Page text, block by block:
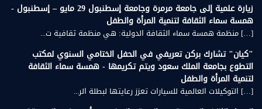
زيارة علمية إلى جامعة مرمرة وجامعة إسطنبول 29 مايو – إسطنبول -
همسة سماء الثقافة لتنمية المرأة والطفل
[…] منظمة همسة سماء الثقافة الدولية: هي منظمة ثقافية ت...
"كيان" تشارك بركن تعريفي في الحفل الختامي السنوي لمكتب
التطوع بجامعة الملك سعود ويتم تكريمها - همسة سماء الثقافة
لتنمية المرأة والطفل
[…] التوكيلات العالمية للسيارات تعزز رعايتها لبطلة الر...